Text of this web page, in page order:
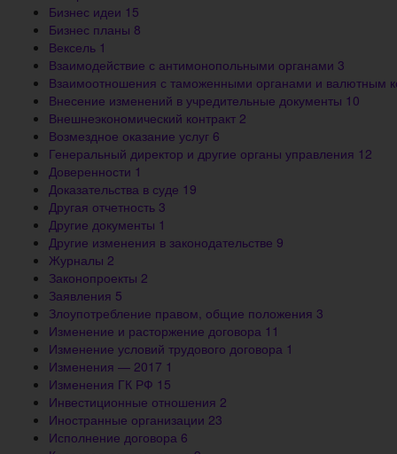
Бизнес идеи 15
Бизнес планы 8
Вексель 1
Взаимодействие с антимонопольными органами 3
Взаимоотношения с таможенными органами и валютным
Внесение изменений в учредительные документы 10
Внешнеэкономический контракт 2
Возмездное оказание услуг 6
Генеральный директор и другие органы управления 12
Доверенности 1
Доказательства в суде 19
Другая отчетность 3
Другие документы 1
Другие изменения в законодательстве 9
Журналы 2
Законопроекты 2
Заявления 5
Злоупотребление правом, общие положения 3
Изменение и расторжение договора 11
Изменение условий трудового договора 1
Изменения — 2017 1
Изменения ГК РФ 15
Инвестиционные отношения 2
Иностранные организации 23
Исполнение договора 6